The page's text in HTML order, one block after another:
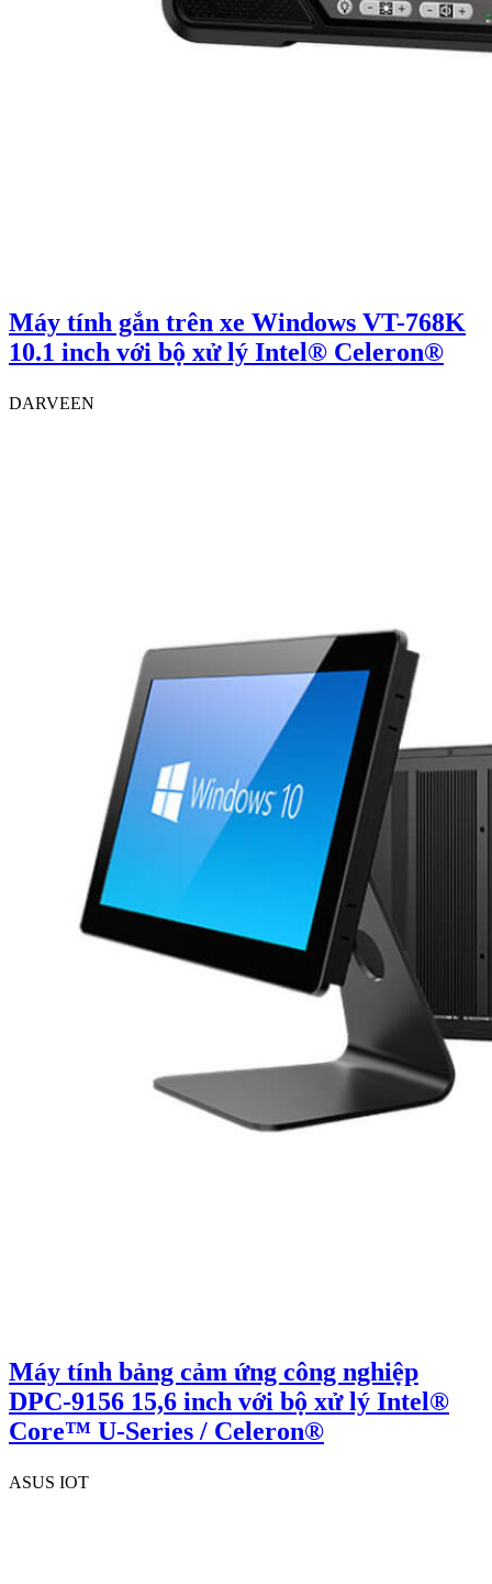
Máy tính gắn trên xe Windows VT-768K
10.1 inch với bộ xử lý Intel® Celeron®
DARVEEN
Máy tính bảng cảm ứng công nghiệp
DPC-9156 15,6 inch với bộ xử lý Intel®
Core™ U-Series / Celeron®
ASUS IOT